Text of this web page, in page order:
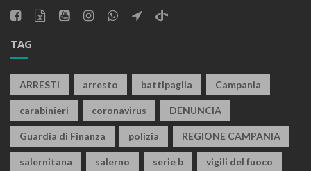
TAG
ARRESTI arresto battipaglia Campania
carabinieri coronavirus DENUNCIA
Guardia di Finanza polizia REGIONE CAMPANIA
salernitana salerno serie b vigili del fuoco